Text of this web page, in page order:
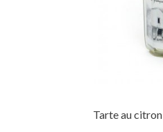
Tarte au citron